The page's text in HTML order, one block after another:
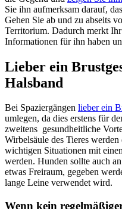
Sie ihn aufmerksam darauf,
Gehen Sie ab und zu abseits
Territorium. Dadurch merkt
Informationen für ihn haben
Lieber ein
Halsband
Bei Spaziergängen lieber ein
umlegen, da dies erstens für
zweitens gesundheitliche
Wirbelsäule des Tieres
wichtigen Situationen mit
werden. Hunden sollte auch
etwas Freiraum, gegeben
lange Leine verwendet wird.
Wenn kein